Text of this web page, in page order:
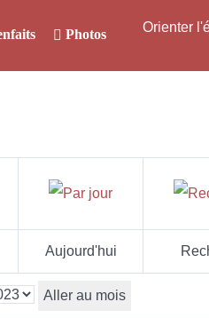
Photos Orienter
Aujourd'hui
Aller au mois